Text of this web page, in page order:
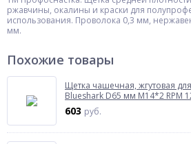
ржавчины, окалины и краски для
использования. Проволока 0,3 мм,
мм.
Похожие товары
Щетка чашечная, жгутовая
Blueshark D65 мм М14*2 RPM
603 руб.